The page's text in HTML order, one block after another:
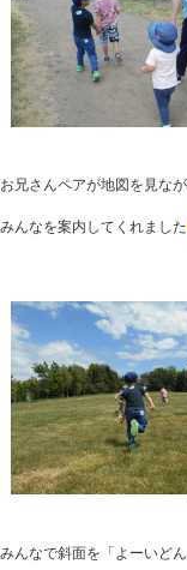
お兄さんペアが地図を見な
みんなを案内してくれました
みんなで斜面を「よーいど